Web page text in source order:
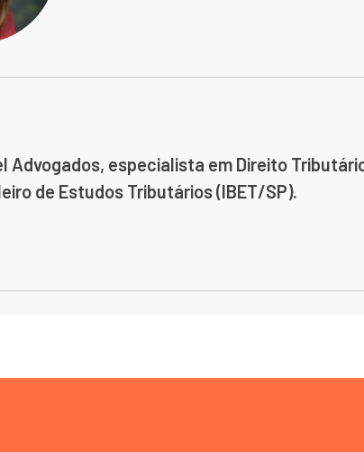
Advogados, especialista em Direito
de Estudos Tributários (IBET/SP).